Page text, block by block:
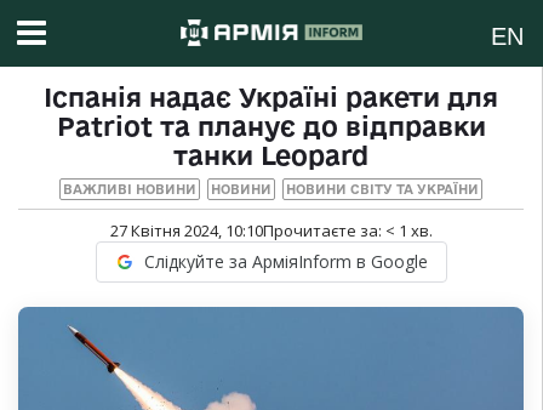
EN
Іспанія надає Україні ракети для
Patriot та планує до відправки
танки Leopard
ВАЖЛИВІ НОВИНИ НОВИНИ НОВИНИ СВІТУ ТА УКРАЇНИ
27 Квітня 2024, 10:10Прочитаєте за: < 1 хв.
Слідкуйте за АрміяInform в Google